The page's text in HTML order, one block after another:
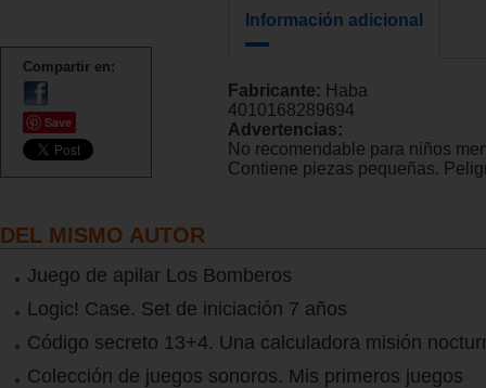
Compartir en:
Save
Información adicional
Fabricante: Haba
4010168289694
Advertencias:
No recomendable para niños
Contiene piezas pequeñas.
DEL MISMO AUTOR
Juego de apilar Los Bomberos
Logic! Case. Set de iniciación 7 años
Código secreto 13+4. Una calculadora misión
Colección de juegos sonoros. Mis primeros juegos